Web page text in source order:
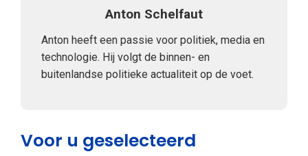
Anton Schelfaut
Anton heeft een passie voor politiek, media en
technologie. Hij volgt de binnen- en
buitenlandse politieke actualiteit op de voet.
Voor u geselecteerd